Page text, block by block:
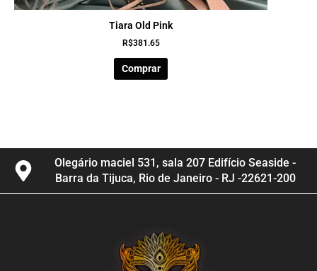
Tiara Old Pink
R$381.65
Comprar
Olegário maciel 531, sala 207 Edifício Seaside -
Barra da Tijuca, Rio de Janeiro - RJ -22621-200